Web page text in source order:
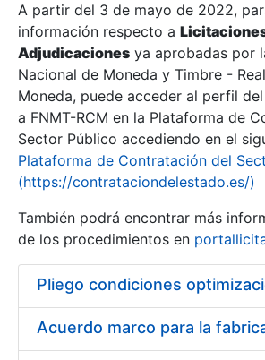
Erakutsi/Ezkutatu
Erakutsi/Ezkutatu
Erakutsi/Ezkutatu
Erakutsi/Ezkutatu
A partir del 3 de mayo de 2022,
información respecto a
Adjudicaciones ya aprobadas por
Nacional de Moneda y Timbre -
Moneda, puede acceder al perfil
a FNMT-RCM en la Plataforma de
Sector Público accediendo en el
Plataforma de Contratación del
(https://contrataciondelestado.es/)
También podrá encontrar más
de los procedimientos en